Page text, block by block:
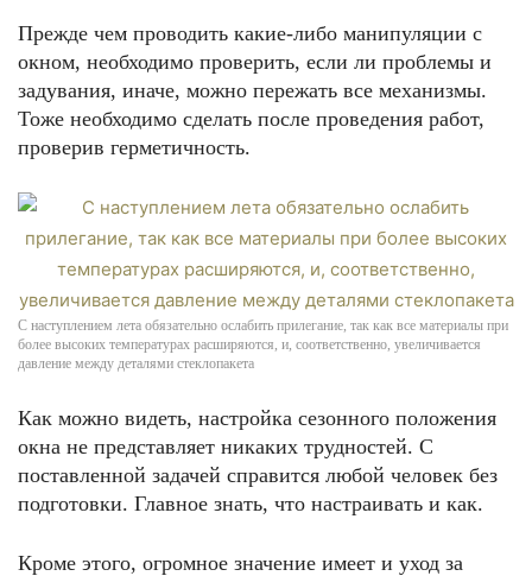
Прежде чем проводить какие-либо манипуляции с
окном, необходимо проверить, если ли проблемы и
задувания, иначе, можно пережать все механизмы.
Тоже необходимо сделать после проведения работ,
проверив герметичность.
С наступлением лета обязательно ослабить прилегание, так как все материалы при
более высоких температурах расширяются, и, соответственно, увеличивается
давление между деталями стеклопакета
Как можно видеть, настройка сезонного положения
окна не представляет никаких трудностей. С
поставленной задачей справится любой человек без
подготовки. Главное знать, что настраивать и как.
Кроме этого, огромное значение имеет и уход за